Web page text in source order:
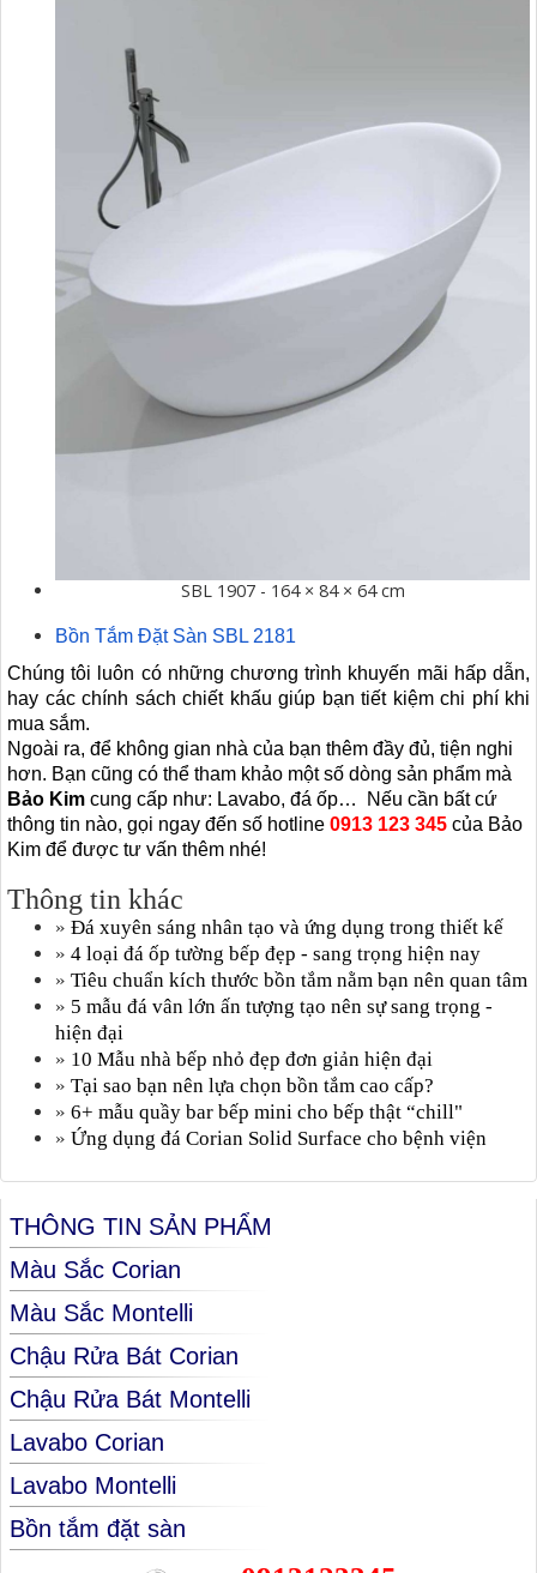
SBL 1907 - 164 × 84 × 64 cm
Bồn Tắm Đặt Sàn SBL 2181
Chúng tôi luôn có những chương trình khuyến mãi hấp dẫn,
hay các chính sách chiết khấu giúp bạn tiết kiệm chi phí khi
mua sắm.
Ngoài ra, để không gian nhà của bạn thêm đầy đủ, tiện nghi
hơn. Bạn cũng có thể tham khảo một số dòng sản phẩm mà
Bảo Kim cung cấp như: Lavabo, đá ốp… Nếu cần bất cứ
thông tin nào, gọi ngay đến số hotline 0913 123 345 của Bảo
Kim để được tư vấn thêm nhé!
Thông tin khác
» Đá xuyên sáng nhân tạo và ứng dụng trong thiết kế
» 4 loại đá ốp tường bếp đẹp - sang trọng hiện nay
» Tiêu chuẩn kích thước bồn tắm nằm bạn nên quan tâm
» 5 mẫu đá vân lớn ấn tượng tạo nên sự sang trọng -
hiện đại
» 10 Mẫu nhà bếp nhỏ đẹp đơn giản hiện đại
» Tại sao bạn nên lựa chọn bồn tắm cao cấp?
» 6+ mẫu quầy bar bếp mini cho bếp thật “chill"
» Ứng dụng đá Corian Solid Surface cho bệnh viện
THÔNG TIN SẢN PHẨM
Màu Sắc Corian
Màu Sắc Montelli
Chậu Rửa Bát Corian
Chậu Rửa Bát Montelli
Lavabo Corian
Lavabo Montelli
Bồn tắm đặt sàn